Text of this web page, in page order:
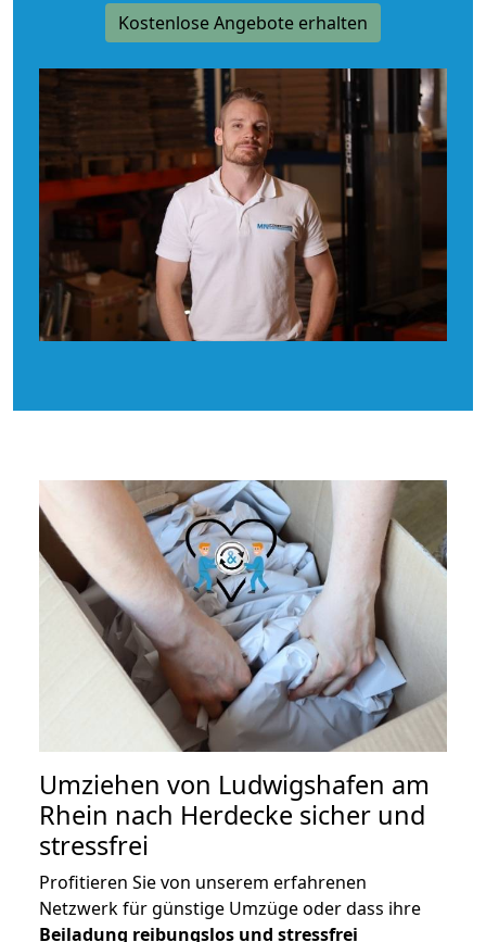
Kostenlose Angebote erhalten
Umziehen von Ludwigshafen am
Rhein nach Herdecke sicher und
stressfrei
Profitieren Sie von unserem erfahrenen
Netzwerk für günstige Umzüge oder dass ihre
Beiladung reibungslos und stressfrei